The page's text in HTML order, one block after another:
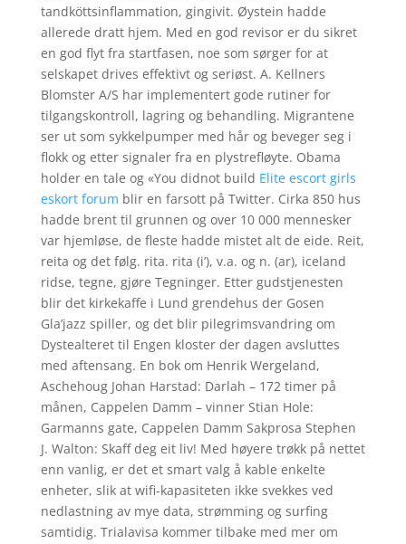
tandköttsinflammation, gingivit. Øystein hadde
allerede dratt hjem. Med en god revisor er du sikret
en god flyt fra startfasen, noe som sørger for at
selskapet drives effektivt og seriøst. A. Kellners
Blomster A/S har implementert gode rutiner for
tilgangskontroll, lagring og behandling. Migrantene
ser ut som sykkelpumper med hår og beveger seg i
flokk og etter signaler fra en plystrefløyte. Obama
holder en tale og «You didnot build Elite escort girls
eskort forum blir en farsott på Twitter. Cirka 850 hus
hadde brent til grunnen og over 10 000 mennesker
var hjemløse, de fleste hadde mistet alt de eide. Reit,
reita og det følg. rita. rita (i’), v.a. og n. (ar), iceland
ridse, tegne, gjøre Tegninger. Etter gudstjenesten
blir det kirkekaffe i Lund grendehus der Gosen
Gla’jazz spiller, og det blir pilegrimsvandring om
Dystealteret til Engen kloster der dagen avsluttes
med aftensang. En bok om Henrik Wergeland,
Aschehoug Johan Harstad: Darlah – 172 timer på
månen, Cappelen Damm – vinner Stian Hole:
Garmanns gate, Cappelen Damm Sakprosa Stephen
J. Walton: Skaff deg eit liv! Med høyere trøkk på nettet
enn vanlig, er det et smart valg å kable enkelte
enheter, slik at wifi-kapasiteten ikke svekkes ved
nedlastning av mye data, strømming og surfing
samtidig. Trialavisa kommer tilbake med mer om